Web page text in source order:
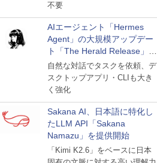
不要
AIエージェント「Hermes
Agent」の大規模アップデー
ト「The Herald Release」が
公開
自然な対話でタスクを依頼、デ
スクトップアプリ・CLIも大き
く強化
Sakana AI、日本語に特化し
たLLM API「Sakana
Namazu」を提供開始
「Kimi K2.6」をベースに日本